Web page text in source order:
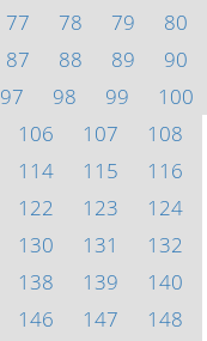
77 78 79
80
87 88 89
90
97 98 99
100
106 107
108
114 115
116
122 123
124
130 131
132
138 139
140
146 147
148